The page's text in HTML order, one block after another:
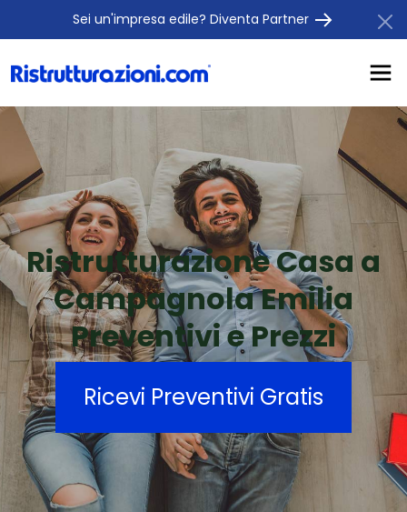
Sei un'impresa edile? Diventa Partner
Ristrutturazione Casa a
Campagnola Emilia
Preventivi e Prezzi
Ricevi Preventivi Gratis